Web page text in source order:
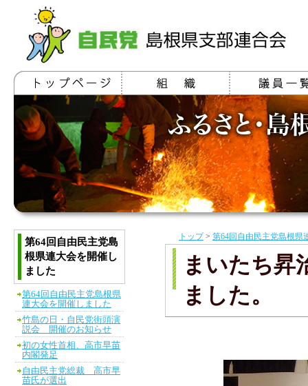
トップ> 第64回自由民主党島根県
まいたち
ました。
第64回自由民主党島
根県連大会を開催し
ました
第64回自由民主党島根県
連大会を開催しました
竹島の日・自民党街頭演
説会 開催のお知らせ
初の女性首相、高市早苗
内閣発足
自由民主党総裁 高市早
苗氏が選出